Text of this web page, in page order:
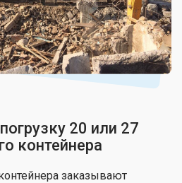
20 или 27
контейнера
заказывают